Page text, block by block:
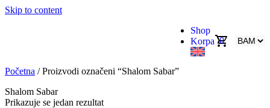
Skip to content
Shop
Korpa 0
Početna / Proizvodi označeni “Shalom Sabar”
Shalom Sabar
Prikazuje se jedan rezultat